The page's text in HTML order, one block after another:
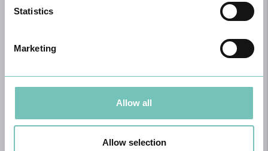
Statistics
Marketing
Allow all
Allow selection
Esta articulação entre especialidades assegura um
acompanhamento completo, desde a prevenção até à